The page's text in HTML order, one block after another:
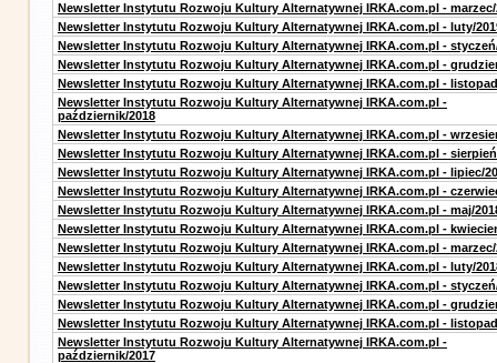
Newsletter Instytutu Rozwoju Kultury Alternatywnej IRKA.com.pl - marzec/
Newsletter Instytutu Rozwoju Kultury Alternatywnej IRKA.com.pl - luty/
Newsletter Instytutu Rozwoju Kultury Alternatywnej IRKA.com.pl -
Newsletter Instytutu Rozwoju Kultury Alternatywnej IRKA.com.pl -
Newsletter Instytutu Rozwoju Kultury Alternatywnej IRKA.com.pl -
Newsletter Instytutu Rozwoju Kultury Alternatywnej IRKA.com.pl -
październik/2018
Newsletter Instytutu Rozwoju Kultury Alternatywnej IRKA.com.pl -
Newsletter Instytutu Rozwoju Kultury Alternatywnej IRKA.com.pl -
Newsletter Instytutu Rozwoju Kultury Alternatywnej IRKA.com.pl - lipiec/
Newsletter Instytutu Rozwoju Kultury Alternatywnej IRKA.com.pl -
Newsletter Instytutu Rozwoju Kultury Alternatywnej IRKA.com.pl - maj/
Newsletter Instytutu Rozwoju Kultury Alternatywnej IRKA.com.pl -
Newsletter Instytutu Rozwoju Kultury Alternatywnej IRKA.com.pl - marzec/
Newsletter Instytutu Rozwoju Kultury Alternatywnej IRKA.com.pl - luty/
Newsletter Instytutu Rozwoju Kultury Alternatywnej IRKA.com.pl -
Newsletter Instytutu Rozwoju Kultury Alternatywnej IRKA.com.pl -
Newsletter Instytutu Rozwoju Kultury Alternatywnej IRKA.com.pl -
Newsletter Instytutu Rozwoju Kultury Alternatywnej IRKA.com.pl -
październik/2017